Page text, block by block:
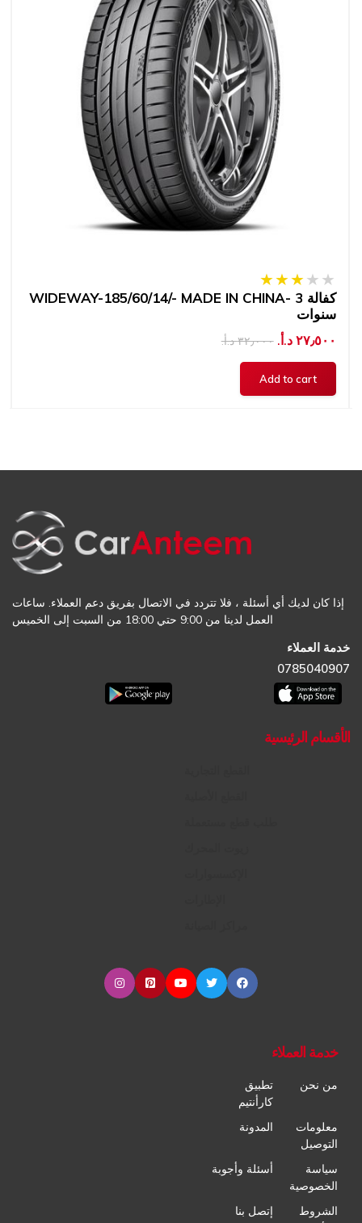
WIDEWAY-185/60/14/- MADE IN CHINA- كفالة 3
سنوات
٣٢٫٠٠٠ د.أ.‏ ٢٧٫٥٠٠ د.أ.‏
إذا كان لديك أي أسئلة ، فلا تتردد في الاتصال بفريق دعم العملاء. ساعات
العمل لدينا من 9:00 حتي 18:00 من السبت إلى الخميس
خدمة العملاء
0785040907
الأقسام الرئيسية
خدمة العملاء
من نحن
تطبيق
كارأنتيم
معلومات
التوصيل
المدونة
سياسة
الخصوصية
أسئلة وأجوبة
الشروط
إتصل بنا